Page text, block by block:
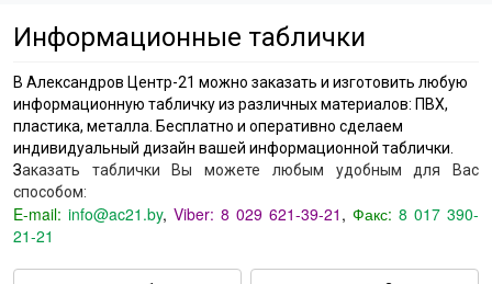
Информационные таблички
В Александров Центр-21 можно заказать и изготовить любую
информационную табличкуиз различных материалов: ПВХ,
пластика, металла. Бесплатно и оперативно сделаем
индивидуальный дизайн вашей информационной таблички.
Заказать таблички Вы можете любым удобным для Вас
способом:
E-mail: info@ac21.by, Viber: 8 029 621-39-21 , Факс: 8 017 390-
21-21